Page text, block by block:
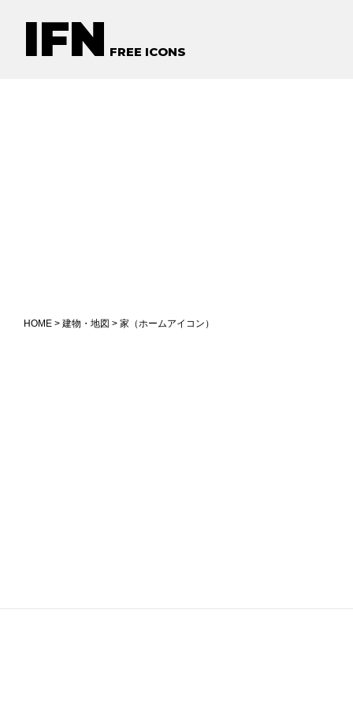
IFN FREE ICONS
HOME > 建物・地図 > 家（ホームアイコン）